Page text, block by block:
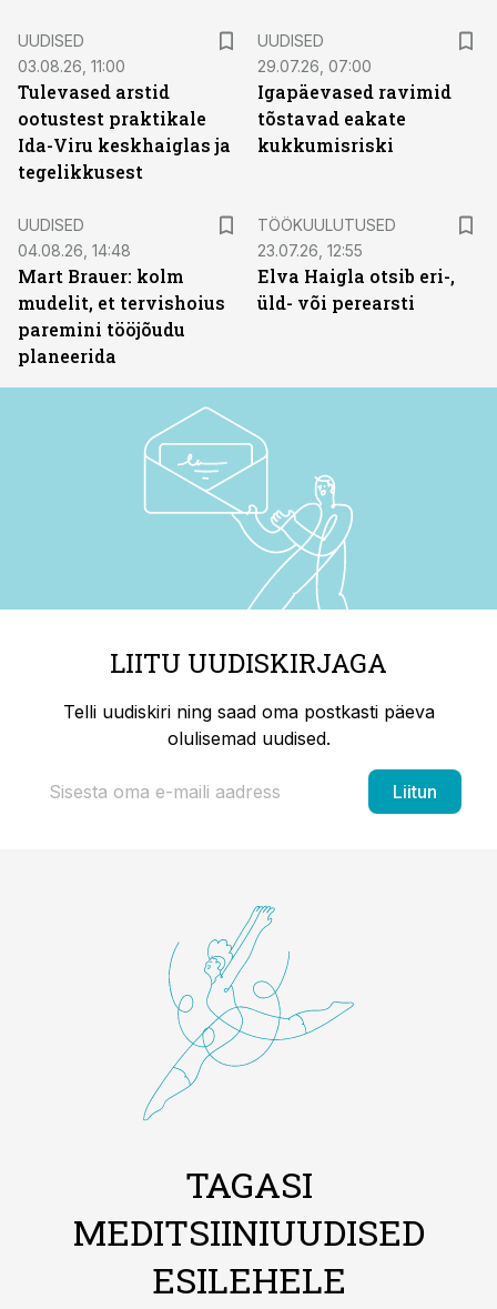
UUDISED
03.08.26, 11:00
Tulevased arstid
ootustest praktikale
Ida-Viru keskhaiglas ja
tegelikkusest
UUDISED
29.07.26, 07:00
Igapäevased ravimid
tõstavad eakate
kukkumisriski
UUDISED
04.08.26, 14:48
Mart Brauer: kolm
mudelit, et tervishoius
paremini tööjõudu
planeerida
TÖÖKUULUTUSED
23.07.26, 12:55
Elva Haigla otsib eri-,
üld- või perearsti
LIITU UUDISKIRJAGA
Telli uudiskiri ning saad oma postkasti päeva
olulisemad uudised.
Liitun
TAGASI
MEDITSIINIUUDISED
ESILEHELE